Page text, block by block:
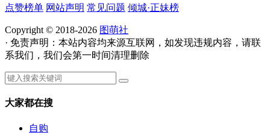
点赞榜单 网站声明 常见问题 倾城·正妹榜
Copyright © 2018-2026 图萌社
· 免责声明：本站内容均来源互联网，如发现违规内容，请联
系我们，我们会第一时间清理删除
大家都在搜
自购